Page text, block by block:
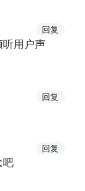
回复
用户声
回复
回复
吧